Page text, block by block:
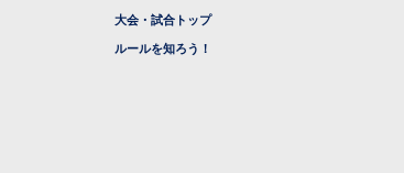
大会・試合トップ
ルールを知ろう！